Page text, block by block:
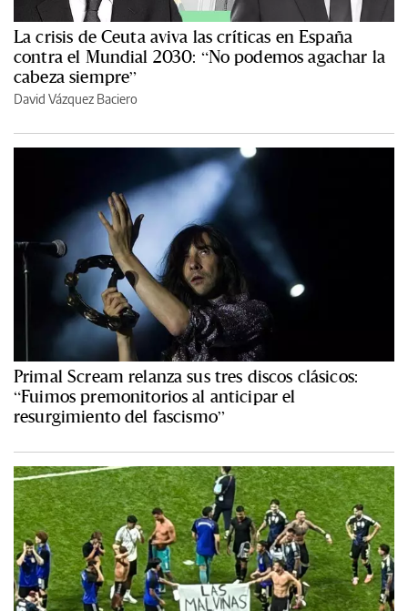
La crisis de Ceuta aviva las críticas en España
contra el Mundial 2030: “No podemos agachar la
cabeza siempre”
David Vázquez Baciero
Primal Scream relanza sus tres discos clásicos:
“Fuimos premonitorios al anticipar el
resurgimiento del fascismo”